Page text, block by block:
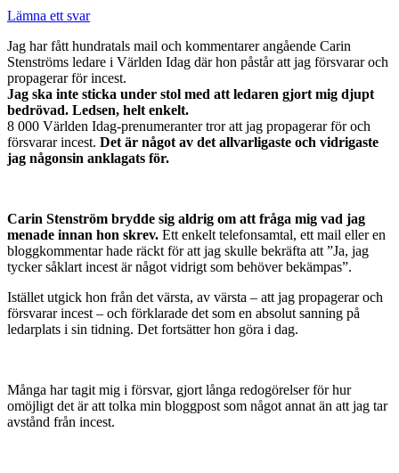
Lämna ett svar
Jag har fått hundratals mail och kommentarer angående Carin
Stenströms ledare i Världen Idag där hon påstår att jag försvarar och
propagerar för incest.
Jag ska inte sticka under stol med att ledaren gjort mig djupt
bedrövad. Ledsen, helt enkelt.
8 000 Världen Idag-prenumeranter tror att jag propagerar för och
försvarar incest. Det är något av det allvarligaste och vidrigaste
jag någonsin anklagats för.
Carin Stenström brydde sig aldrig om att fråga mig vad jag
menade innan hon skrev. Ett enkelt telefonsamtal, ett mail eller en
bloggkommentar hade räckt för att jag skulle bekräfta att ”Ja, jag
tycker såklart incest är något vidrigt som behöver bekämpas”.
Istället utgick hon från det värsta, av värsta – att jag propagerar och
försvarar incest – och förklarade det som en absolut sanning på
ledarplats i sin tidning. Det fortsätter hon göra i dag.
Många har tagit mig i försvar, gjort långa redogörelser för hur
omöjligt det är att tolka min bloggpost som något annat än att jag tar
avstånd från incest.